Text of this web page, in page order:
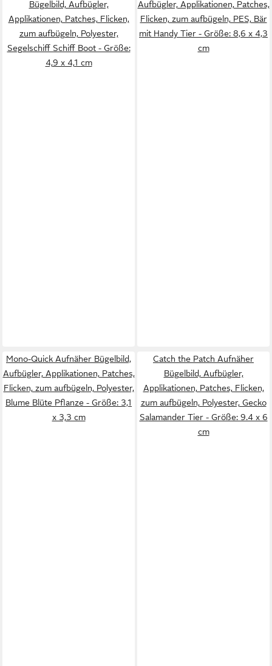
Bügelbild, Aufbügler,
Applikationen, Patches, Flicken,
zum aufbügeln, Polyester,
Segelschiff Schiff Boot - Größe:
4,9 x 4,1 cm
Aufbügler, Applikationen, Patches,
Flicken, zum aufbügeln, PES, Bär
mit Handy Tier - Größe: 8,6 x 4,3
cm
Mono-Quick Aufnäher Bügelbild,
Aufbügler, Applikationen, Patches,
Flicken, zum aufbügeln, Polyester,
Blume Blüte Pflanze - Größe: 3,1
x 3,3 cm
Catch the Patch Aufnäher
Bügelbild, Aufbügler,
Applikationen, Patches, Flicken,
zum aufbügeln, Polyester, Gecko
Salamander Tier - Größe: 9.4 x 6
cm